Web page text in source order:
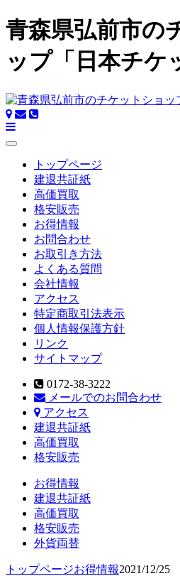
青森県弘前市の
ップ「日本チケ
トップページ
建退共証紙
高価買取
格安販売
お得情報
お問合わせ
お取引き方法
よくある質問
会社情報
アクセス
特定商取引法表示
個人情報保護方針
リンク
サイトマップ
0172-38-3222
メールでのお問合わせ
アクセス
建退共証紙
高価買取
格安販売
お得情報
建退共証紙
高価買取
格安販売
外貨両替
トップページお得情報2021/12/25